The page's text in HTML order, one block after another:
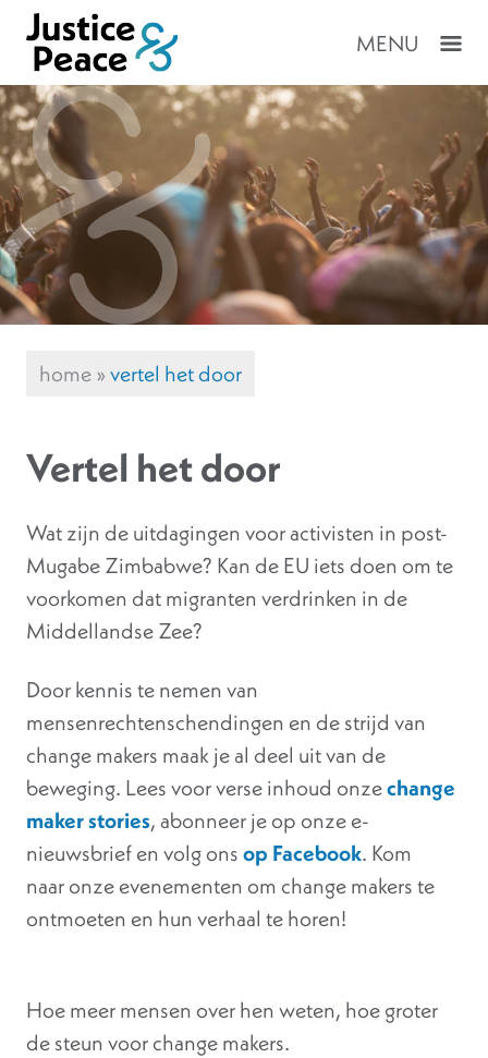
MENU
home»vertel het door
Vertel het door
Wat zijn de uitdagingen voor activisten in post-
Mugabe Zimbabwe? Kan de EU iets doen om te
voorkomen dat migranten verdrinken in de
Middellandse Zee?
Door kennis te nemen van
mensenrechtenschendingen en de strijd van
change makers maak je al deel uit van de
beweging. Lees voor verse inhoud onzechange
maker stories, abonneer je op onze e-
nieuwsbrief en volg onsop Facebook. Kom
naar onze evenementen om change makers te
ontmoeten en hun verhaal te horen!
Hoe meer mensen over hen weten, hoe groter
de steun voor change makers.